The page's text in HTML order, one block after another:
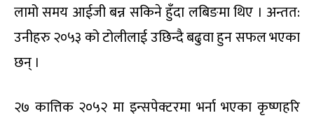
लामो समय आईजी बन्न सकिने हुँदा लबिङमा थिए । अन्तत:
उनीहरु २०५३ को टोलीलाई उछिन्दै बढुवा हुन सफल भएका
छन् ।
२७ कात्तिक २०५२ मा इन्सपेक्टरमा भर्ना भएका कृष्णहरि